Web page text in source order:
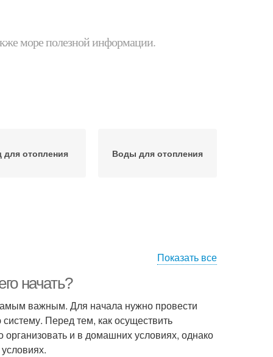
море полезной информации.
для отопления Воды для отопления
Показать все
начать?
важным. Для начала нужно провести
Перед тем, как осуществить
и в домашних условиях, однако